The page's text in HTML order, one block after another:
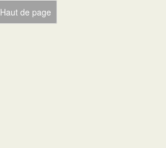
Haut de page